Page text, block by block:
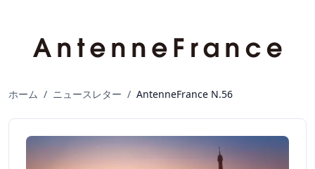
ホーム / ニュースレター / AntenneFrance N.56